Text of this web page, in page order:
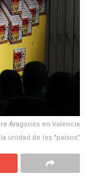
Aragonés en Valencia
unidad de los "paísos"